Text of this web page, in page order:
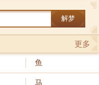
解梦
更多
鱼
马